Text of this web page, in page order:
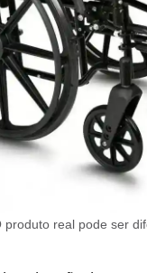
produto real pode ser